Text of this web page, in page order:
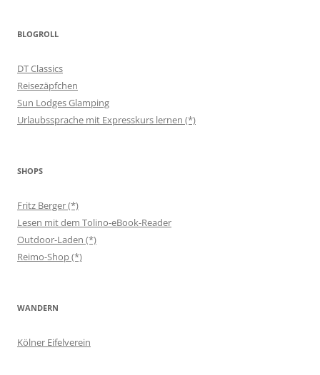
BLOGROLL
DT Classics
Reisezäpfchen
Sun Lodges Glamping
Urlaubssprache mit Expresskurs lernen (*)
SHOPS
Fritz Berger (*)
Lesen mit dem Tolino-eBook-Reader
Outdoor-Laden (*)
Reimo-Shop (*)
WANDERN
Kölner Eifelverein